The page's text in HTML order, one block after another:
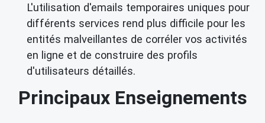
L'utilisation d'emails temporaires uniques pour
différents services rend plus difficile pour les
entités malveillantes de corréler vos activités
en ligne et de construire des profils
d'utilisateurs détaillés.
Principaux Enseignements